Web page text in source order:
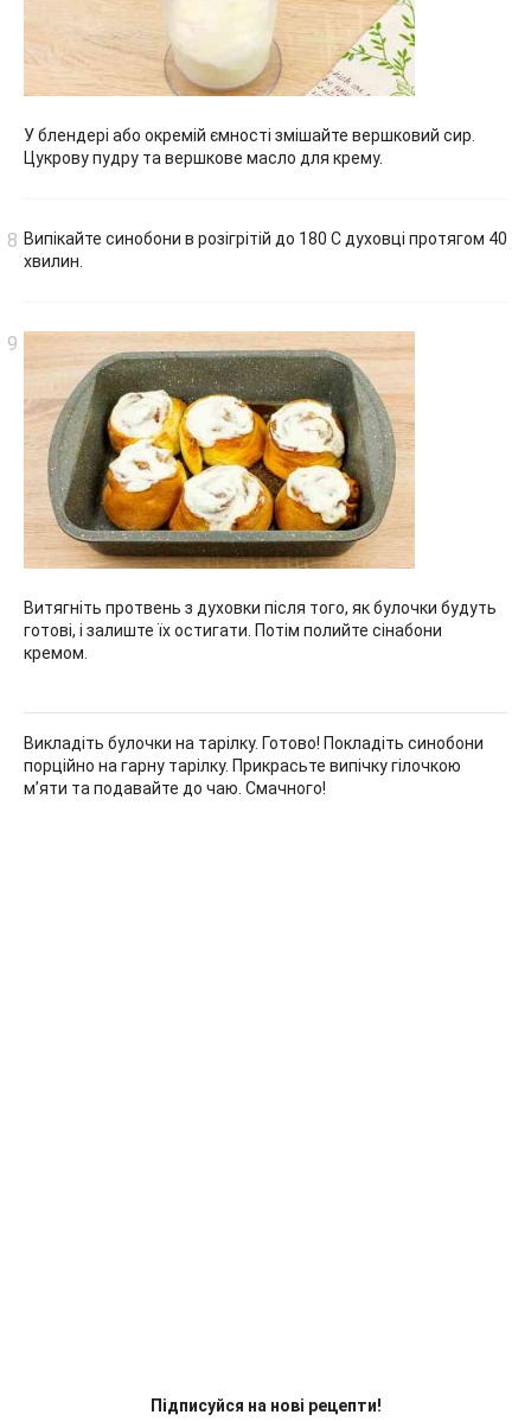
У блендері або окремій ємності змішайте вершковий сир.
Цукрову пудру та вершкове масло для крему.
Випікайте синобони в розігрітій до 180 С духовці протягом 40
хвилин.
Витягніть протвень з духовки після того, як булочки будуть
готові, і залиште їх остигати. Потім полийте сінабони
кремом.
Викладіть булочки на тарілку. Готово! Покладіть синобони
порційно на гарну тарілку. Прикрасьте випічку гілочкою
м’яти та подавайте до чаю. Смачного!
Підписуйся на нові рецепти!